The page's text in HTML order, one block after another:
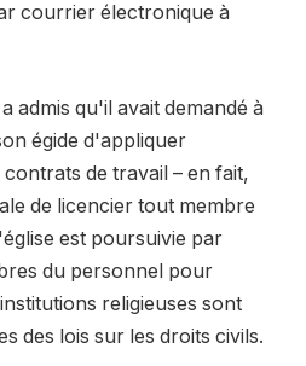
courrier électronique à
admis qu'il avait demandé à
égide d'appliquer
de travail – en fait,
de licencier tout membre
est poursuivie par
du personnel pour
religieuses sont
des lois sur les droits civils.